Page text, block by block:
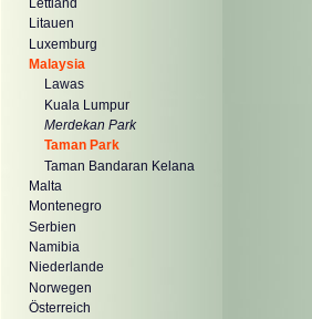
Lettland
Litauen
Luxemburg
Malaysia
Lawas
Kuala Lumpur
Merdekan Park
Taman Park
Taman Bandaran Kelana
Malta
Montenegro
Serbien
Namibia
Niederlande
Norwegen
Österreich